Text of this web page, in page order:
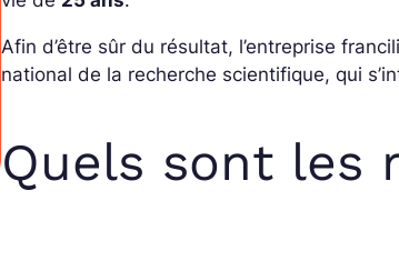
Afin d’être sûr du résultat, l’entreprise
national de la recherche scientifique, qui
Quels sont les